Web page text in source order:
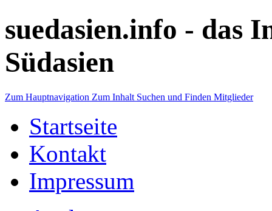
suedasien.info - das
Südasien
Zum Hauptnavigation Zum Inhalt Suchen und Finden Mitglieder
Startseite
Kontakt
Impressum